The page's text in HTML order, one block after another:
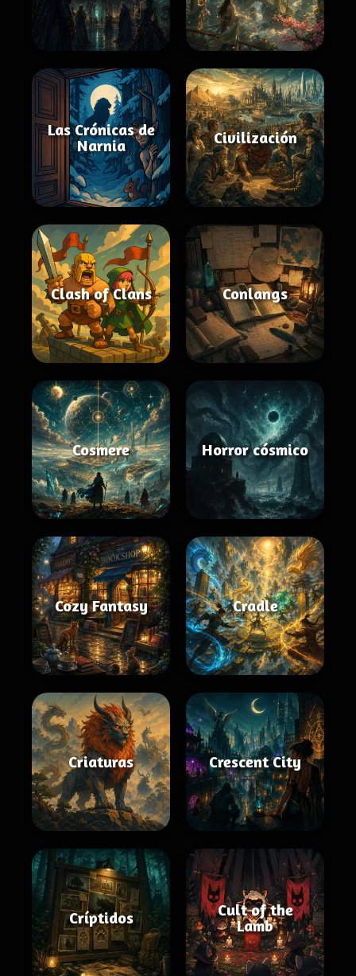
Las Crónicas de
Narnia
Civilización
Clash of Clans Conlangs
Cosmere Horror cósmico
Cozy Fantasy Cradle
Criaturas Crescent City
Críptidos
Cult of the
Lamb